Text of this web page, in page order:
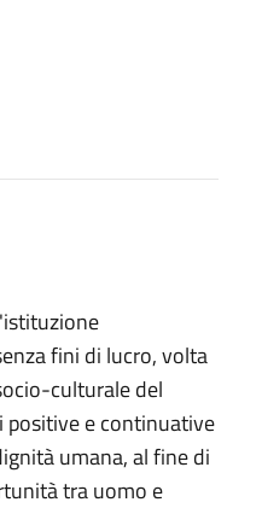
fini di lucro, volta
culturale del
e continuative
umana, al fine di
tra uomo e